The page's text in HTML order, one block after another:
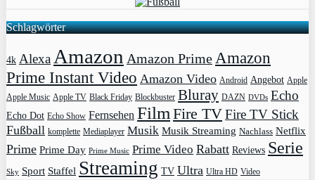
Schlagwörter
4k Alexa Amazon Amazon PrimeAmazon
Prime Instant Video Amazon Video Android Angebot Apple
Apple Music Apple TV Black Friday Blockbuster Bluray DAZN DVDs Echo
Echo Dot Echo Show Fernsehen Film Fire TVFire TV Stick
Fußball komplette Mediaplayer Musik Musik Streaming Nachlass Netflix
Prime Prime Day Prime Music Prime Video Rabatt Reviews Serie
Sky Sport Staffel Streaming TV Ultra Ultra HD Video